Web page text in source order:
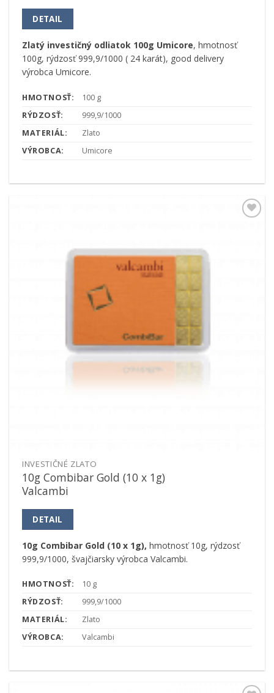
DETAIL
Zlatý investičný odliatok 100g Umicore, hmotnosť
100g, rýdzosť 999,9/1000 ( 24 karát), good delivery
výrobca Umicore.
HMOTNOSŤ:
100 g
RÝDZOSŤ:
999,9/1000
MATERIÁL:
Zlato
VÝROBCA:
Umicore
INVESTIČNÉ ZLATO
10g Combibar Gold (10 x 1g)
Valcambi
DETAIL
10g Combibar Gold (10 x 1g), hmotnosť 10g, rýdzosť
999,9/1000, švajčiarsky výrobca Valcambi.
HMOTNOSŤ:
10 g
RÝDZOSŤ:
999,9/1000
MATERIÁL:
Zlato
VÝROBCA:
Valcambi